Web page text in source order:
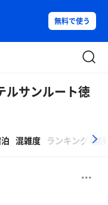
無料で使う
ルサンルート徳
混雑度 ランキング (開